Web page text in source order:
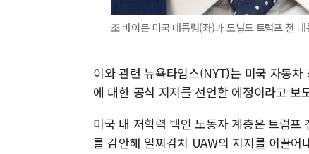
조 바이든 미국 대통령(좌)과 도널드 트럼프 전
이와 관련 뉴욕타임스(NYT)는 미국 자동
에 대한 공식 지지를 선언할 에정이라고 보
미국 내 저학력 백인 노동자 계층은 트럼
를 감안해 일찌감치 UAW의 지지를 이끌어